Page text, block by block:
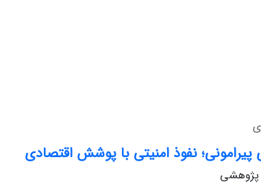
نفوذ امنیتی با پوشش اقتصادی
پژوهشی